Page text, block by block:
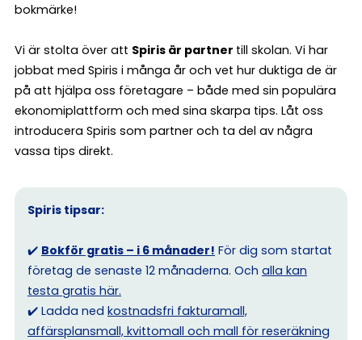
bokmärke!
Vi är stolta över att Spiris är partner till skolan. Vi har
jobbat med Spiris i många år och vet hur duktiga de är
på att hjälpa oss företagare – både med sin populära
ekonomiplattform och med sina skarpa tips. Låt oss
introducera Spiris som partner och ta del av några
vassa tips direkt.
Spiris tipsar:
✔️ Bokför gratis – i 6 månader! För dig som startat
företag de senaste 12 månaderna. Och alla kan
testa gratis här.
✔️ Ladda ned kostnadsfri fakturamall,
affärsplansmall, kvittomall och mall för reseräkning